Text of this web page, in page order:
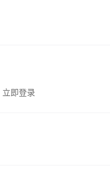
立即登录